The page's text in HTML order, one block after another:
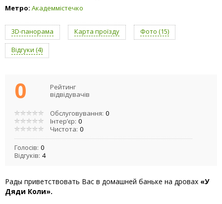
Метро: Академмістечко
3D-панорама Карта проїзду Фото (15)
Відгуки (4)
0
Рейтинг
відвідувачів
Обслуговування: 0
Інтер’єр: 0
Чистота: 0
Голосів: 0
Відгуків: 4
Рады приветствовать Вас в домашней баньке на дровах «У
Дяди Коли».